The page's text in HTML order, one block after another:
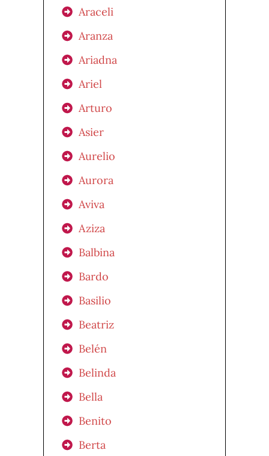
Araceli
Aranza
Ariadna
Ariel
Arturo
Asier
Aurelio
Aurora
Aviva
Aziza
Balbina
Bardo
Basilio
Beatriz
Belén
Belinda
Bella
Benito
Berta